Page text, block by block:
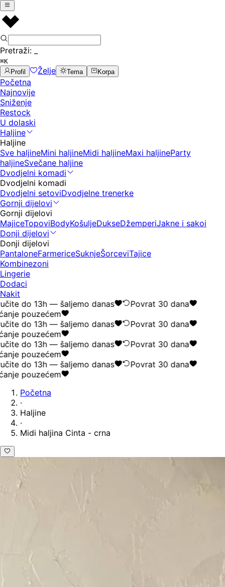
Pretraži:
⌘K
Profil
Želje Tema Korpa
Početna
Najnovije
Sniženje
Restock
U dolaski
Haljine
Haljine
Sve haljineMini haljineMidi haljineMaxi haljineParty
haljineSvečane haljine
Dvodjelni komadi
Dvodjelni komadi
Dvodjelni setoviDvodjelne trenerke
Gornji dijelovi
Gornji dijelovi
MajiceTopoviBodyKošuljeDukseDžemperiJakne i sakoi
Donji dijelovi
Donji dijelovi
PantaloneFarmericeSuknjeŠorceviTajice
Kombinezoni
Lingerie
Dodaci
Nakit
do 13h — šaljemo danas
Povrat 30 dana
pouzećem
do 13h — šaljemo danas
Povrat 30 dana
pouzećem
do 13h — šaljemo danas
Povrat 30 dana
pouzećem
do 13h — šaljemo danas
Povrat 30 dana
pouzećem
Početna
·
Haljine
·
Midi haljina Cinta - crna